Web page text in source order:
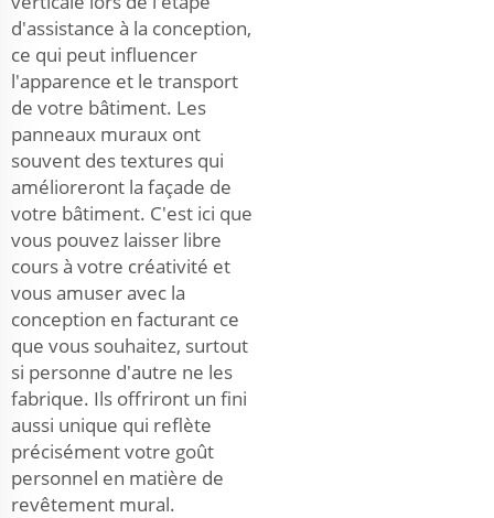
d'assistance à la conception,
ce qui peut influencer
l'apparence et le transport
de votre bâtiment. Les
panneaux muraux ont
souvent des textures qui
amélioreront la façade de
votre bâtiment. C'est ici que
vous pouvez laisser libre
cours à votre créativité et
vous amuser avec la
conception en facturant ce
que vous souhaitez, surtout
si personne d'autre ne les
fabrique. Ils offriront un fini
aussi unique qui reflète
précisément votre goût
personnel en matière de
revêtement mural.